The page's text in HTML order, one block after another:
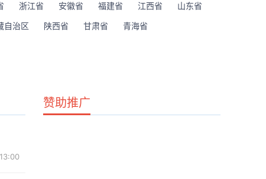
浙江省 安徽省 福建省 江西省
山东省
自治区 陕西省 甘肃省
青海省
赞助推广